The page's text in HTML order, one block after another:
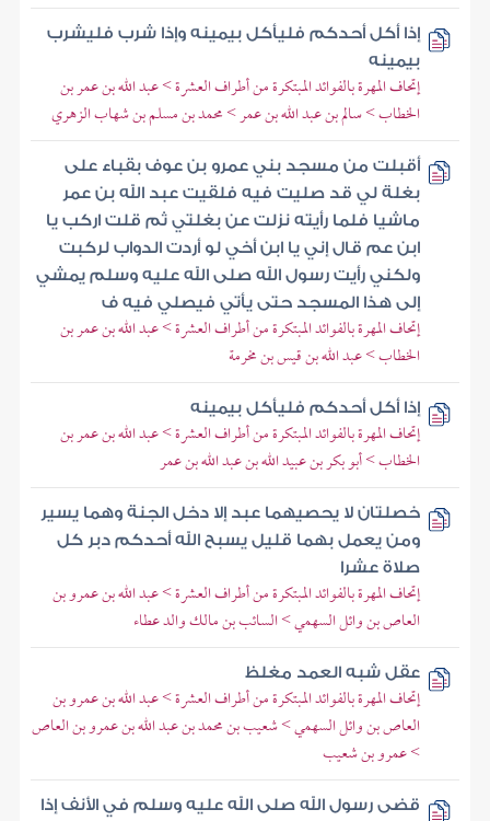
إذا أكل أحدكم فليأكل بيمينه وإذا شرب فليشرب
بيمينه
إتحاف المهرة بالفوائد المبتكرة من أطراف العشرة > عبد الله بن عمر بن
الخطاب > سالم بن عبد الله بن عمر > محمد بن مسلم بن شهاب الزهري
أقبلت من مسجد بني عمرو بن عوف بقباء على
بغلة لي قد صليت فيه فلقيت عبد الله بن عمر
ماشيا فلما رأيته نزلت عن بغلتي ثم قلت اركب يا
ابن عم قال إني يا ابن أخي لو أردت الدواب لركبت
ولكني رأيت رسول الله صلى الله عليه وسلم يمشي
إلى هذا المسجد حتى يأتي فيصلي فيه ف
إتحاف المهرة بالفوائد المبتكرة من أطراف العشرة > عبد الله بن عمر بن
الخطاب > عبد الله بن قيس بن مخرمة
إذا أكل أحدكم فليأكل بيمينه
إتحاف المهرة بالفوائد المبتكرة من أطراف العشرة > عبد الله بن عمر بن
الخطاب > أبو بكر بن عبيد الله بن عبد الله بن عمر
خصلتان لا يحصيهما عبد إلا دخل الجنة وهما يسير
ومن يعمل بهما قليل يسبح الله أحدكم دبر كل
صلاة عشرا
إتحاف المهرة بالفوائد المبتكرة من أطراف العشرة > عبد الله بن عمرو بن
العاص بن وائل السهمي > السائب بن مالك والد عطاء
عقل شبه العمد مغلظ
إتحاف المهرة بالفوائد المبتكرة من أطراف العشرة > عبد الله بن عمرو بن
العاص بن وائل السهمي > شعيب بن محمد بن عبد الله بن عمرو بن العاص
> عمرو بن شعيب
قضى رسول الله صلى الله عليه وسلم في الأنف إذا